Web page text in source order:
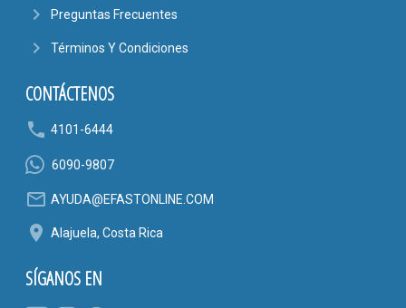
navigate_next Preguntas Frecuentes
navigate_next Términos Y Condiciones
CONTÁCTENOS
phone 4101-6444
6090-9807
mail_outline AYUDA@EFASTONLINE.COM
location_on Alajuela, Costa Rica
SÍGANOS EN